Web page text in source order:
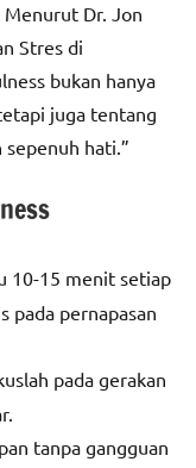
Dr. Jon
Stres di
bukan hanya
juga tentang
hati.”
10-15 menit setiap
pada pernapasan
pada gerakan
tanpa gangguan